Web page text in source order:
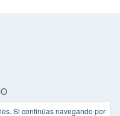
Si continúas navegando por